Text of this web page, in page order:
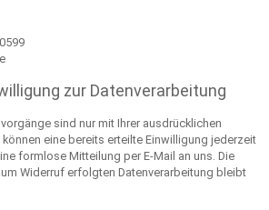
zur Datenverarbeitung
sind nur mit Ihrer ausdrücklichen
eine bereits erteilte Einwilligung jederzeit
formlose Mitteilung per E-Mail an uns. Die
Widerruf erfolgten Datenverarbeitung bleibt